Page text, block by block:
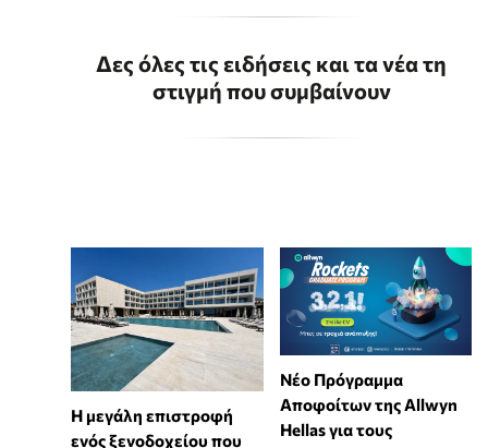
Δες όλες τις ειδήσεις και τα νέα τη
στιγμή που συμβαίνουν
Η μεγάλη επιστροφή
ενός ξενοδοχείου που
Νέο Πρόγραμμα
Αποφοίτων της Allwyn
Hellas για τους